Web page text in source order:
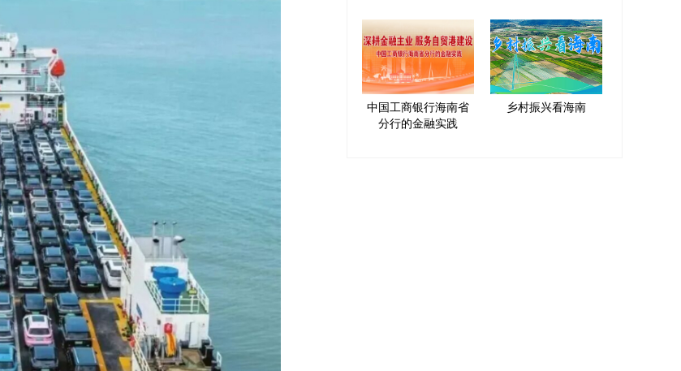
中国工商银行海南省
分行的金融实践
乡村振兴看海南